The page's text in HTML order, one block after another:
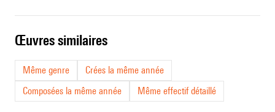
œuvres similaires
Même genre
Crées la même année
Composées la même année
Même effectif détaillé